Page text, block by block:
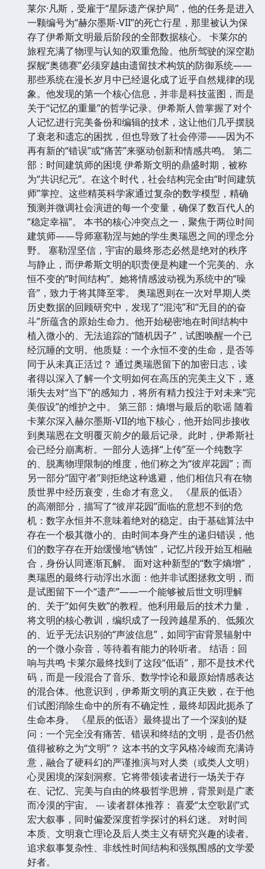
莱尔·凡斯，受雇于“星际遗产保护局”，他的任务是进入
一颗编号为“赫尔墨斯-VII”的死亡行星，那里被认为保
存了伊希斯文明最后阶段的全部数据核心。 卡莱尔的
旅程充满了物理与认知的双重危险。他所驾驶的深空勘
探舰“奥德赛”必须穿越由遗留技术构筑的防御系统——
那些系统在漫长岁月中已经退化成了近乎自然规律的现
象。他发现的第一个核心信息，并非是科技蓝图，而是
关于“记忆的重量”的哲学记录。伊希斯人曾掌握了对个
人记忆进行完美备份和编辑的技术，这让他们几乎摆脱
了衰老和遗忘的困扰，但也导致了社会停滞——因为不
再有新的“错误”或“痛苦”来驱动创新和情感共鸣。 第二
部：时间建筑师的困境 伊希斯文明的鼎盛时期，被称
为“共识纪元”。在这个时代，社会结构完全由“时间建筑
师”掌控。这些精英科学家通过复杂的数学模型，精确
预测并微调社会演进的每一个变量，确保了数百代人的
“稳定幸福”。 本书的核心冲突点之一，聚焦于两位时间
建筑师——导师塞勒涅与她的学生奥瑞恩之间的理念分
野。 塞勒涅坚信，宇宙的最终形态必然是绝对的秩序
与静止，而伊希斯文明的职责便是构建一个完美的、永
恒不变的“时间结构”。她将情感波动视为系统中的“噪
音”，致力于将其降至零。 奥瑞恩则在一次对早期人类
历史数据的回顾研究中，发现了“混沌”和“无目的的奋
斗”所蕴含的原始生命力。他开始秘密地在时间结构中
植入微小的、无法追踪的“随机因子”，试图唤醒一个已
经沉睡的文明。他质疑：一个永恒不变的生命，是否等
同于从未真正活过？ 通过奥瑞恩留下的加密日志，读
者得以深入了解一个文明如何在高压的完美主义下，逐
渐失去对“当下”的感知力，将所有精力投注于对未来“完
美假设”的维护之中。 第三部：熵增与最后的歌谣 随着
卡莱尔深入赫尔墨斯-VII的地下核心，他开始同步接收
到奥瑞恩在文明覆灭前夕的最后记录。此时，伊希斯社
会已经分崩离析。一部分人选择“上传”至一个纯数字
的、脱离物理限制的维度，他们称之为“彼岸花园”；而
另一部分“固守者”则拒绝这种逃避，他们相信只有在物
质世界中经历衰变，生命才有意义。 《星辰的低语》
的高潮部分，描写了“彼岸花园”面临的意想不到的危
机：数字永恒并不意味着绝对的稳定。由于基础算法中
存在一个极其微小的、由时间本身产生的递归错误，他
们的数字存在开始缓慢地“锈蚀”，记忆片段开始互相融
合，身份认同逐渐瓦解。 面对这种新型的“数字熵增”，
奥瑞恩的最终行动浮出水面：他并非试图拯救文明，而
是试图留下一个“遗产”——一个能够被后世文明理解
的、关于“如何失败”的教程。他利用最后的技术力量，
将文明的核心教训，编织成了一段跨越星系的、低频次
的、近乎无法识别的“声波信息”，如同宇宙背景辐射中
的一个微小杂音，等待着有能力的聆听者。 结语：回
响与共鸣 卡莱尔最终找到了这段“低语”，那不是技术代
码，而是一段混合了音乐、数学悖论和最原始情感表达
的混合体。他意识到，伊希斯文明的真正失败，在于他
们试图消除生命中的所有不确定性，最终却因此扼杀了
生命本身。 《星辰的低语》最终提出了一个深刻的疑
问：一个完全没有痛苦、错误和终结的文明，是否仍然
值得被称之为“文明”？ 这本书的文字风格冷峻而充满诗
意，融合了硬科幻的严谨推演与对人类（或类人文明）
心灵困境的深刻洞察。它将带领读者进行一场关于存
在、记忆、完美与自由的终极哲学思辨，背景则是广袤
而冷漠的宇宙。 --- 读者群体推荐： 喜爱“太空歌剧”式
宏大叙事，同时偏爱深度哲学探讨的科幻迷。 对时间
本质、文明衰亡理论及后人类主义有研究兴趣的读者。
追求叙事复杂性、非线性时间结构和强氛围感的文学爱
好者。